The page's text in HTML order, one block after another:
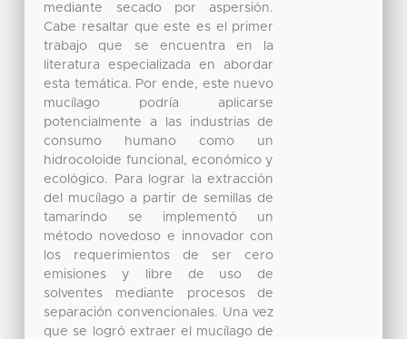
mediante secado por aspersión.
Cabe resaltar que este es el primer
trabajo que se encuentra en la
literatura especializada en abordar
esta temática. Por ende, este nuevo
mucílago podría aplicarse
potencialmente a las industrias de
consumo humano como un
hidrocoloide funcional, económico y
ecológico. Para lograr la extracción
del mucílago a partir de semillas de
tamarindo se implementó un
método novedoso e innovador con
los requerimientos de ser cero
emisiones y libre de uso de
solventes mediante procesos de
separación convencionales. Una vez
que se logró extraer el mucílago de